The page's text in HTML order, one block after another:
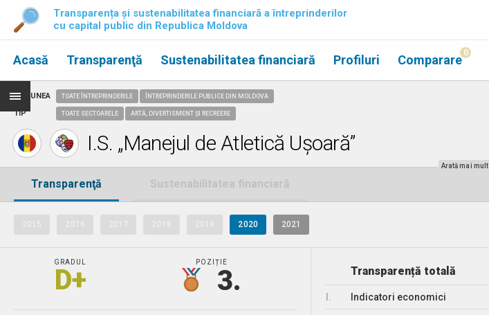
Transparența și sustenabilitatea financiară a întreprinderilor
cu capital public din Republica Moldova
Acasă Transparenţă Sustenabilitatea financiară Profiluri Comparare 0
REGIUNEA
TIP
TOATE ÎNTREPRINDERILE ÎNTREPRINDERILE PUBLICE DIN MOLDOVA
TOATE SECTOARELE ARTĂ, DIVERTISMENT ȘI RECREERE
I.S. „Manejul de Atletică Ușoară”
Arată mai mult
Transparenţă Sustenabilitatea financiară
2020 2021
GRADUL
D+
POZIȚIE
3. Transparență totală
Indicatori economici